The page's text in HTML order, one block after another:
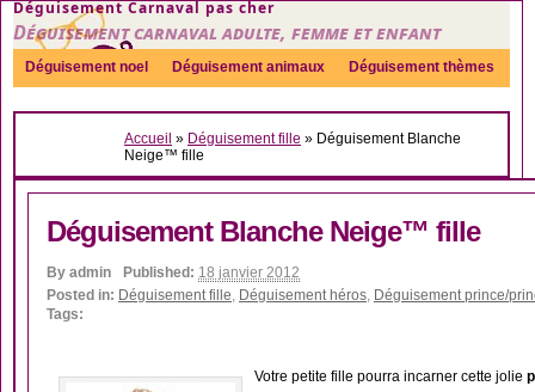
Déguisement Carnaval pas cher
Déguisement carnaval adulte, femme et enfant
Déguisement noel Déguisement animaux Déguisement thèmes
Sexy Déguisement couple Déguisements par genre Idées
Accueil » Déguisement fille » Déguisement Blanche
Neige™ fille
Déguisement Blanche Neige™ fille
By admin Published: 18 janvier 2012
Posted in: Déguisement fille, Déguisement héros, Déguisement prince/
Tags:
Votre petite fille pourra incarner cette jolie